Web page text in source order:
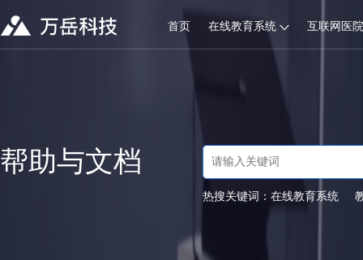
首页 在线教育系统 互联网医
帮助与文档
热搜关键词： 在线教育系统